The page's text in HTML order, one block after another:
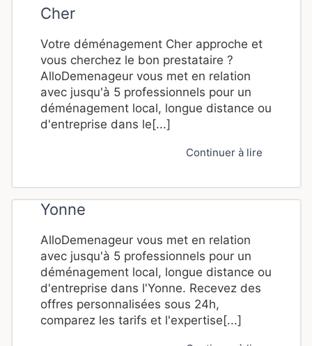
Cher
Votre déménagement Cher approche et
vous cherchez le bon prestataire ?
AlloDemenageur vous met en relation
avec jusqu'à 5 professionnels pour un
déménagement local, longue distance ou
d'entreprise dans le[...]
Continuer à lire
Yonne
AlloDemenageur vous met en relation
avec jusqu'à 5 professionnels pour un
déménagement local, longue distance ou
d'entreprise dans l'Yonne. Recevez des
offres personnalisées sous 24h,
comparez les tarifs et l'expertise[...]